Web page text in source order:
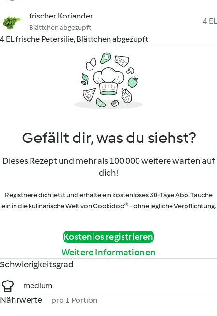
frischer Koriander
Blättchen abgezupft
4 EL
4 EL frische Petersilie, Blättchen abgezupft
Gefällt dir, was du siehst?
Dieses Rezept und mehr als 100 000 weitere warten auf
dich!
Registriere dich jetzt und erhalte ein kostenloses 30-Tage Abo. Tauche
ein in die kulinarische Welt von Cookidoo® - ohne jegliche Verpflichtung.
Kostenlos registrieren
Weitere Informationen
Schwierigkeitsgrad
medium
Nährwerte pro 1 Portion